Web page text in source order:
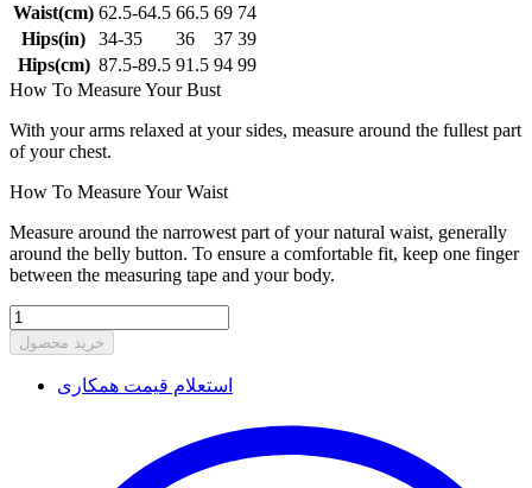
Waist(cm) 62.5-64.5 66.5 69 74
Hips(in)
34-35 36 37 39
Hips(cm) 87.5-89.5 91.5 94 99
How To Measure Your Bust
With your arms relaxed at your sides, measure around the fullest part
of your chest.
How To Measure Your Waist
Measure around the narrowest part of your natural waist, generally
around the belly button. To ensure a comfortable fit, keep one finger
between the measuring tape and your body.
خرید محصول
استعلام قیمت همکاری